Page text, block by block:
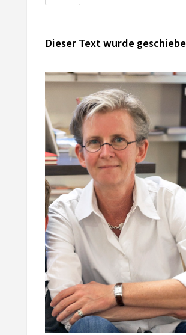
Dieser Text wurde